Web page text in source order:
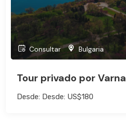
Consultar Bulgaria
Tour privado por Varna
Desde: Desde: US$180